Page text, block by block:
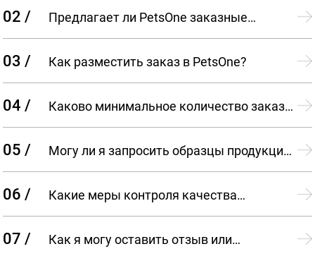
02 /
Предлагает ли PetsOne заказные
варианты продукции?
03 / Как разместить заказ в PetsOne?
04 /
Каково минимальное количество заказа
(MOQ) для продукции PetsOne?
05 /
Могу ли я запросить образцы продукции
PetsOne перед тем, как сделать оптовый заказ?
06 /
Какие меры контроля качества
применяет PetsOne в процессе производства?
07 /
Как я могу оставить отзыв или